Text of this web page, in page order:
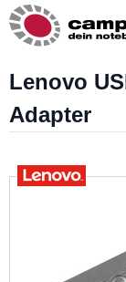
Lenovo
Adapter